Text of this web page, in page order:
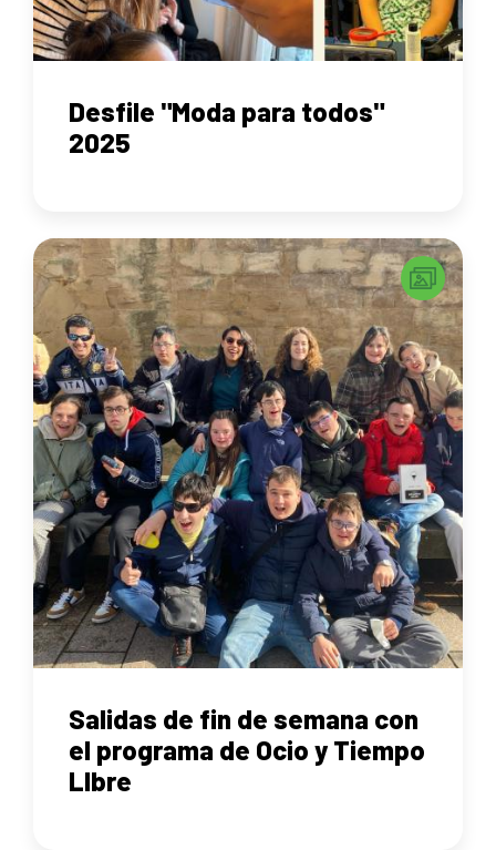
Desfile "Moda para todos"
2025
Salidas de fin de semana con
el programa de Ocio y Tiempo
LIbre